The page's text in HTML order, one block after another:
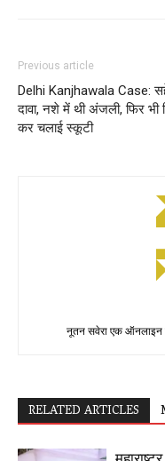
Previous article
Delhi Kanjhawala Case:
दावा, नशे में थी अंजली, फिर भी
कर चलाई स्कूटी
नूतन सवेरा एक ऑनलाइन
RELATED ARTICLES